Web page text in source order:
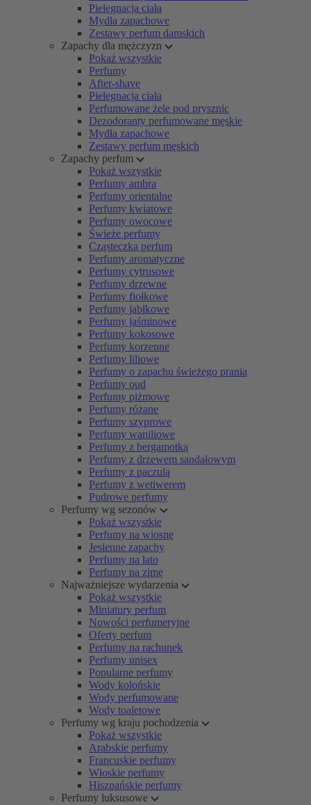
Pielęgnacja ciała
Mydła zapachowe
Zestawy perfum damskich
Zapachy dla mężczyzn
Pokaż wszystkie
Perfumy
After-shave
Pielęgnacja ciała
Perfumowane żele pod prysznic
Dezodoranty perfumowane męskie
Mydła zapachowe
Zestawy perfum męskich
Zapachy perfum
Pokaż wszystkie
Perfumy ambra
Perfumy orientalne
Perfumy kwiatowe
Perfumy owocowe
Świeże perfumy
Cząsteczka perfum
Perfumy aromatyczne
Perfumy cytrusowe
Perfumy drzewne
Perfumy fiołkowe
Perfumy jabłkowe
Perfumy jaśminowe
Perfumy kokosowe
Perfumy korzenne
Perfumy liliowe
Perfumy o zapachu świeżego prania
Perfumy oud
Perfumy piżmowe
Perfumy różane
Perfumy szyprowe
Perfumy waniliowe
Perfumy z bergamotką
Perfumy z drzewem sandałowym
Perfumy z paczulą
Perfumy z wetiwerem
Pudrowe perfumy
Perfumy wg sezonów
Pokaż wszystkie
Perfumy na wiosnę
Jesienne zapachy
Perfumy na lato
Perfumy na zimę
Najważniejsze wydarzenia
Pokaż wszystkie
Miniatury perfum
Nowości perfumeryjne
Oferty perfum
Perfumy na rachunek
Perfumy unisex
Popularne perfumy
Wody kolońskie
Wody perfumowane
Wody toaletowe
Perfumy wg kraju pochodzenia
Pokaż wszystkie
Arabskie perfumy
Francuskie perfumy
Włoskie perfumy
Hiszpańskie perfumy
Perfumy luksusowe